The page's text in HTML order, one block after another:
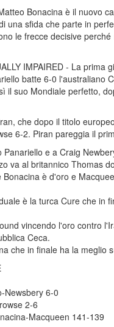
Bonacina è il nuovo
una sfida che parte in
le frecce decisive
IMPAIRED - La
batte 6-0 l'australiano
il suo Mondiale perfetto,
che dopo il titolo
6-2. Piran pareggia il
e a Craig
va al britannico Thomas
è d'oro e
è la turca Cure che
vincendo l'oro contro
Ceca.
che in finale ha la
Newsbery 6-0
2-6
Macqueen 141-139